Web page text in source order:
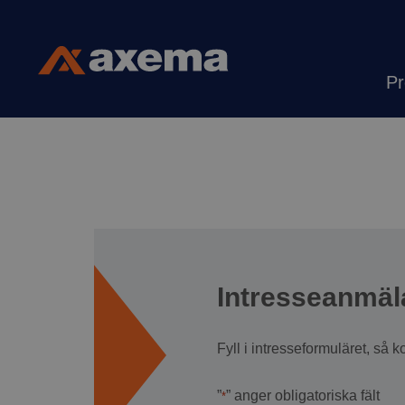
Hoppa till innehåll
Fyll i intresseformuläret, så
”*” anger obligatoriska fält